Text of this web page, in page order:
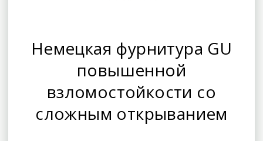
Немецкая фурнитура GU
повышенной
взломостойкости со
сложным открыванием